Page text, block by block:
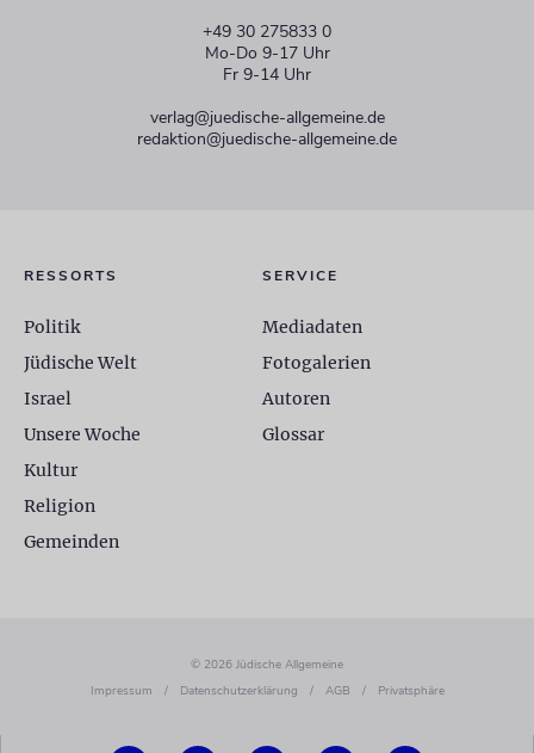
+49 30 275833 0
Mo-Do 9-17 Uhr
Fr 9-14 Uhr
verlag@juedische-allgemeine.de
redaktion@juedische-allgemeine.de
RESSORTS
Politik
Jüdische Welt
Israel
Unsere Woche
Kultur
Religion
Gemeinden
SERVICE
Mediadaten
Fotogalerien
Autoren
Glossar
© 2026 Jüdische Allgemeine
Impressum
/ Datenschutzerklärung / AGB / Privatsphäre